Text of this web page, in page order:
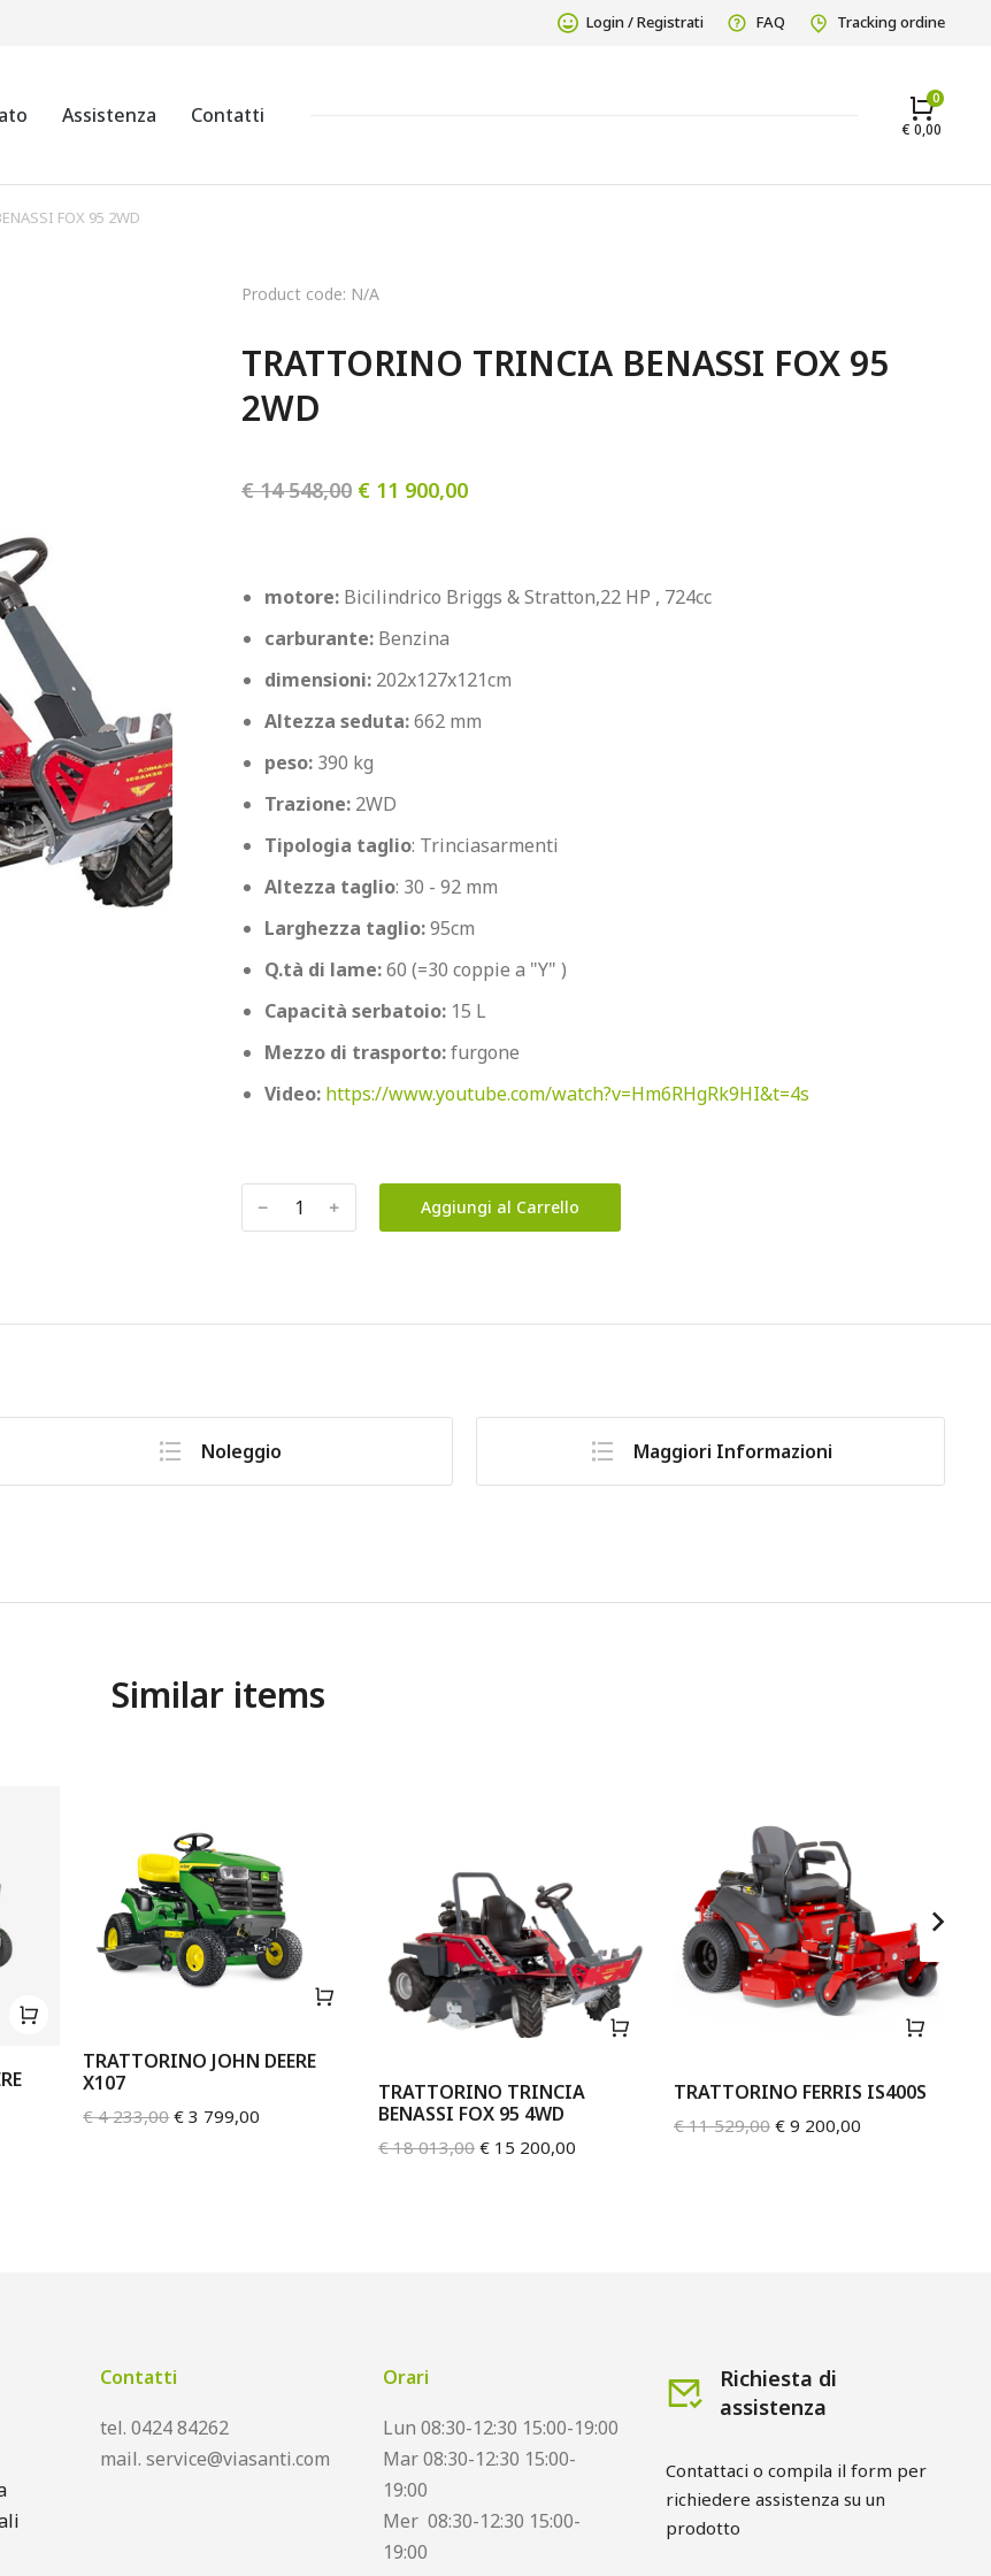
Login / Registrati FAQ Tracking ordine
Assistenza Contatti
€ 0,00
FOX 95 2WD
Product code: N/A
TRATTORINO TRINCIA BENASSI FOX 95
2WD
€14 548,00 € 11 900,00
motore: Bicilindrico Briggs & Stratton,22 HP , 724cc
carburante: Benzina
dimensioni: 202x127x121cm
Altezza seduta: 662 mm
peso: 390 kg
Trazione: 2WD
Tipologia taglio: Trinciasarmenti
Altezza taglio: 30 - 92 mm
Larghezza taglio: 95cm
Q.tà di lame: 60 (=30 coppie a "Y" )
Capacità serbatoio: 15 L
Mezzo di trasporto: furgone
Video: https://www.youtube.com/watch?v=Hm6RHgRk9HI&t=4s
﹣ ﹢ Aggiungi al Carrello
Noleggio Maggiori Informazioni
Similar items
TRATTORINO JOHN DEERE
X107
€4 233,00 € 3 799,00
TRATTORINO TRINCIA
BENASSI FOX 95 4WD
€18 013,00 € 15 200,00
TRATTORINO FERRIS IS400S
€11 529,00 €9 200,00
Contatti
tel. 0424 84262
mail. service@viasanti.com
Orari
Lun 08:30-12:30 15:00-19:00
Mar 08:30-12:30 15:00-
19:00
Mer 08:30-12:30 15:00-
19:00
Richiesta di
assistenza
Contattaci o compila il form per
richiedere assistenza su un
prodotto